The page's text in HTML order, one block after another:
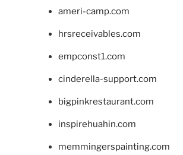
ameri-camp.com
hrsreceivables.com
empconst1.com
cinderella-support.com
bigpinkrestaurant.com
inspirehuahin.com
memmingerspainting.com